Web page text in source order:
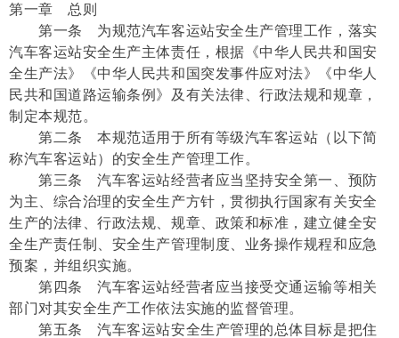
第一章 总则
第一条 为规范汽车客运站安全生产管理工作，落实
汽车客运站安全生产主体责任，根据《中华人民共和国安
全生产法》《中华人民共和国突发事件应对法》《中华人
民共和国道路运输条例》及有关法律、行政法规和规章，
制定本规范。
第二条 本规范适用于所有等级汽车客运站（以下简
称汽车客运站）的安全生产管理工作。
第三条 汽车客运站经营者应当坚持安全第一、预防
为主、综合治理的安全生产方针，贯彻执行国家有关安全
生产的法律、行政法规、规章、政策和标准，建立健全安
全生产责任制、安全生产管理制度、业务操作规程和应急
预案，并组织实施。
第四条 汽车客运站经营者应当接受交通运输等相关
部门对其安全生产工作依法实施的监督管理。
第五条 汽车客运站安全生产管理的总体目标是把住